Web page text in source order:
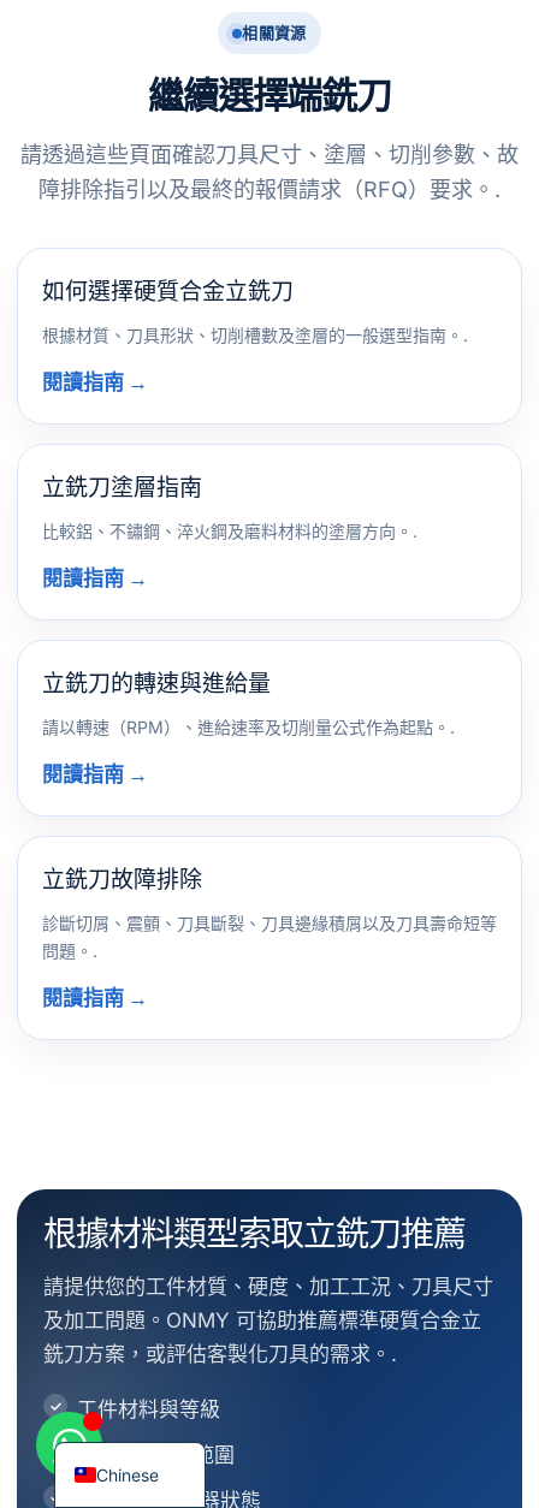
相關資源
繼續選擇端銑刀
請透過這些頁面確認刀具尺寸、塗層、切削參數、故
障排除指引以及最終的報價請求（RFQ）要求。.
如何選擇硬質合金立銑刀
根據材質、刀具形狀、切削槽數及塗層的一般選型指南。.
閱讀指南 →
立銑刀塗層指南
比較鋁、不鏽鋼、淬火鋼及磨料材料的塗層方向。.
閱讀指南 →
立銑刀的轉速與進給量
請以轉速（RPM）、進給速率及切削量公式作為起點。.
閱讀指南 →
立銑刀故障排除
診斷切屑、震顫、刀具斷裂、刀具邊緣積屑以及刀具壽命短等
問題。.
閱讀指南 →
根據材料類型索取立銑刀推薦
請提供您的工件材質、硬度、加工工況、刀具尺寸
及加工問題。ONMY 可協助推薦標準硬質合金立
銑刀方案，或評估客製化刀具的需求。.
工件材料與等級
硬度或 HRC 範圍
操作類型與機器狀態
Chinese
English
Turkish
Spanish
Italian
Russian
Japanese